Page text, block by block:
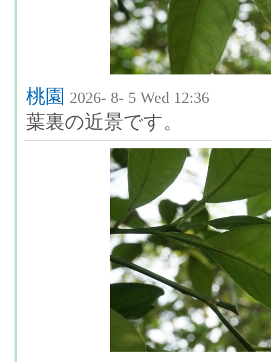
桃園 2026- 8- 5 Wed 12:36
葉裏の近景です。